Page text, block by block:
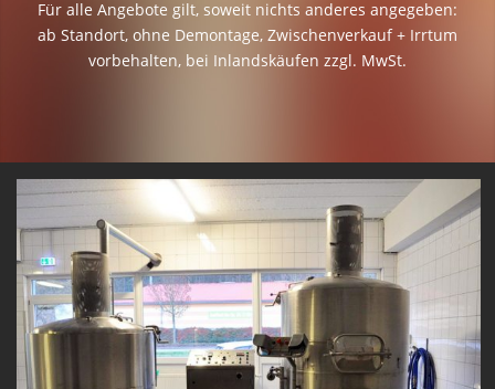
Für alle Angebote gilt, soweit nichts anderes angegeben:
ab Standort, ohne Demontage, Zwischenverkauf + Irrtum
vorbehalten, bei Inlandskäufen zzgl. MwSt.